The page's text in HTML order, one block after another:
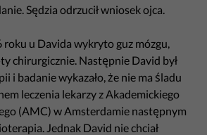
Sędzia odrzucił wniosek ojca.
u Davida wykryto guz mózgu,
chirurgicznie. Następnie David był
i badanie wykazało, że nie ma śladu
leczenia lekarzy z Akademickiego
(AMC) w Amsterdamie następnym
Jednak David nie chciał